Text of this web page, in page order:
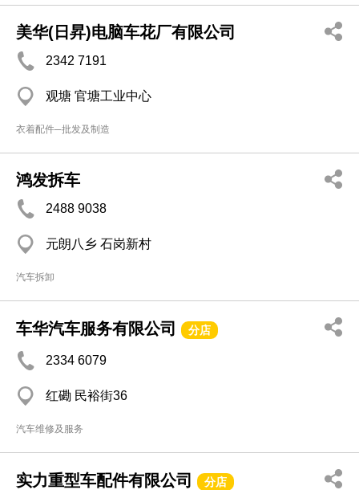
美华(日昇)电脑车花厂有限公司
2342 7191
观塘 官塘工业中心
衣着配件─批发及制造
鸿发拆车
2488 9038
元朗八乡 石岗新村
汽车拆卸
车华汽车服务有限公司 分店
2334 6079
红磡 民裕街36
汽车维修及服务
实力重型车配件有限公司 分店